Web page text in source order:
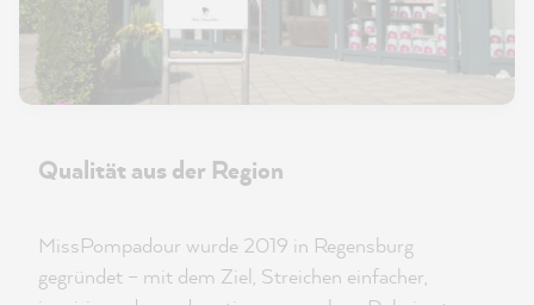
Qualität aus der Region
MissPompadour wurde 2019 in Regensburg
gegründet – mit dem Ziel, Streichen einfacher,